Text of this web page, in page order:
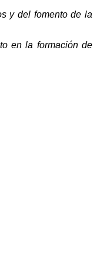
y del fomento de la
en la formación de